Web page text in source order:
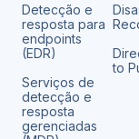
Detecção e
resposta para
endpoints
(EDR)
Serviços de
detecção e
resposta
gerenciadas
to